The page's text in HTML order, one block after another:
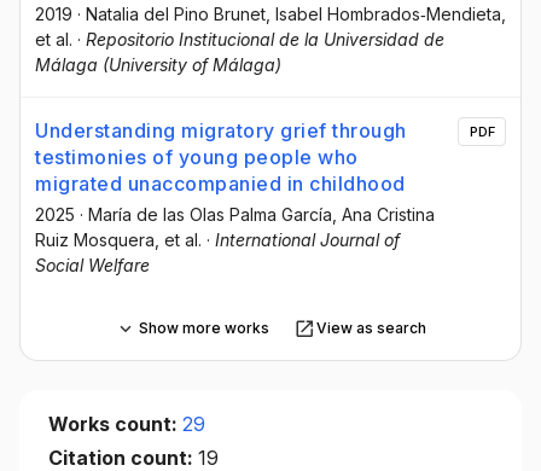
2019 · Natalia del Pino Brunet , Isabel Hombrados‐Mendieta
et al. · Repositorio Institucional de la Universidad de
Málaga (University of Málaga)
Understanding migratory grief through
testimonies of young people who
migrated unaccompanied in childhood
2025 · María de las Olas Palma García , Ana Cristina
Ruiz Mosquera , et al. · International Journal of
Social Welfare
PDF
Show more works View as search
Works count: 29
Citation count: 19